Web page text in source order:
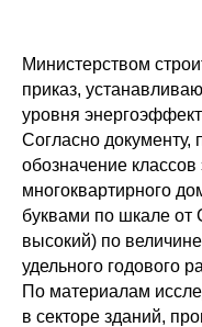
Министерством
приказ,
уровня
Согласно
обозначение
многоквартирного
буквами по шкале от
высокий) по
удельного годового
По материалам
в секторе зданий,